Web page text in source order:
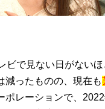
ビで見ない日がない
減ったものの、現在も
ポレーションで、